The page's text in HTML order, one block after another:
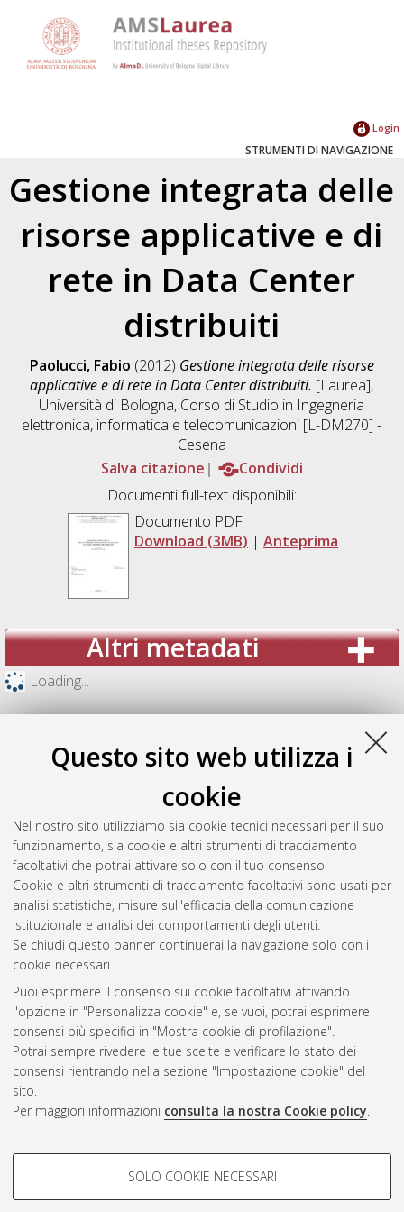
Questo sito web utilizza i
cookie
Nel nostro sito utilizziamo sia cookie tecnici necessari per il suo
funzionamento, sia cookie e altri strumenti di tracciamento
facoltativi che potrai attivare solo con il tuo consenso.
Cookie e altri strumenti di tracciamento facoltativi sono usati per
analisi statistiche, misure sull'efficacia della comunicazione
istituzionale e analisi dei comportamenti degli utenti.
Se chiudi questo banner continuerai la navigazione solo con i
cookie necessari.
Puoi esprimere il consenso sui cookie facoltativi attivando
l'opzione in "Personalizza cookie" e, se vuoi, potrai esprimere
consensi più specifici in "Mostra cookie di profilazione".
Potrai sempre rivedere le tue scelte e verificare lo stato dei
consensi rientrando nella sezione "Impostazione cookie" del
sito.
Per maggiori informazioni consulta la nostra Cookie policy.
COOKIE DI PROFILAZIONE -
SOLO COOKIE NECESSARI
Login
STRUMENTI DI NAVIGAZIONE
Gestione integrata delle
risorse applicative e di
rete in Data Center
distribuiti
Paolucci, Fabio (2012) Gestione integrata delle risorse
applicative e di rete in Data Center distribuiti. [Laurea],
Università di Bologna, Corso di Studio in Ingegneria
elettronica, informatica e telecomunicazioni [L-DM270] -
Cesena
Salva citazione
Condividi
Documenti full-text disponibili:
Documento PDF
Download (3MB) | Anteprima
Altri metadati
Loading...
Gestione del documento:
Atom
Rss 1.0
Rss 2.0
AMS Laurea
Impostazioni Cookie
Informativa sulla privacy
Condizioni d’uso del sito